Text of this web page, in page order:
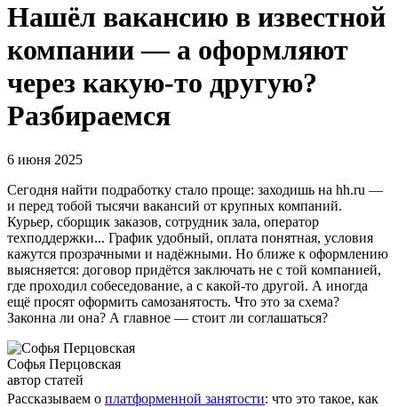
Нашёл вакансию в известной
компании — а оформляют
через какую-то другую?
Разбираемся
6 июня 2025
Сегодня найти подработку стало проще: заходишь на hh.ru —
и перед тобой тысячи вакансий от крупных компаний.
Курьер, сборщик заказов, сотрудник зала, оператор
техподдержки... График удобный, оплата понятная, условия
кажутся прозрачными и надёжными. Но ближе к оформлению
выясняется: договор придётся заключать не с той компанией,
где проходил собеседование, а с какой-то другой. А иногда
ещё просят оформить самозанятость. Что это за схема?
Законна ли она? А главное — стоит ли соглашаться?
Софья Перцовская
автор статей
Рассказываем о платформенной занятости: что это такое, как